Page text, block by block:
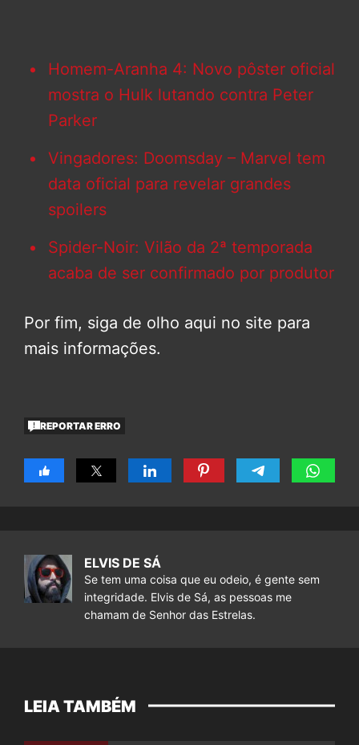
Homem-Aranha 4: Novo pôster oficial
mostra o Hulk lutando contra Peter
Parker
Vingadores: Doomsday – Marvel tem
data oficial para revelar grandes
spoilers
Spider-Noir: Vilão da 2ª temporada
acaba de ser confirmado por produtor
Por fim, siga de olho aqui no site para
mais informações.
REPORTAR ERRO
ELVIS DE SÁ
Se tem uma coisa que eu odeio, é gente sem
integridade. Elvis de Sá, as pessoas me
chamam de Senhor das Estrelas.
LEIA TAMBÉM